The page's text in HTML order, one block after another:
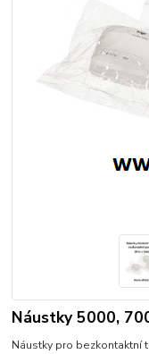
Náustky 5000,
Náustky pro